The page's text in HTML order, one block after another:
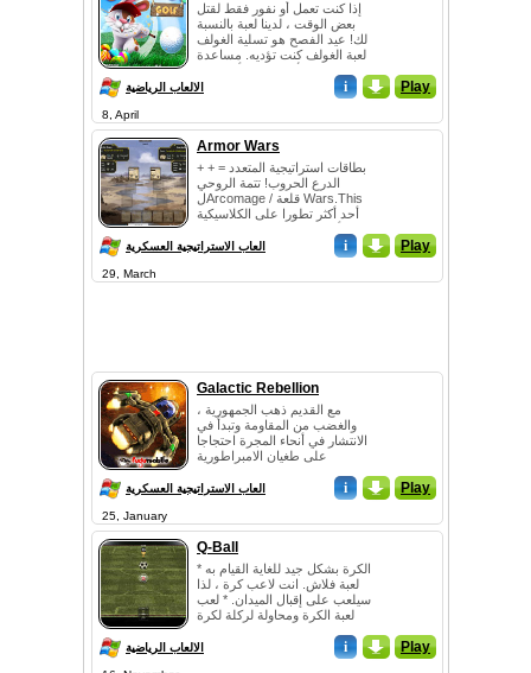
إذا كنت تعمل أو نفور فقط لقتل
بعض الوقت ، لدينا لعبة بالنسبة
لك! عيد الفصح هو تسلية الغولف
لعبة الغولف كنت تؤديه. مساعدة
الالعاب الرياضية i _ Play
8, April
Armor Wars
+ + بطاقات استراتيجية المتعدد =
الدرع الحروب! تتمة الروحي
لArcomage / قلعة Wars.This
أحد أكثر تطورا على الكلاسيكية
Arco...
العاب الاستراتيجية العسكرية i _ Play
29, March
Galactic Rebellion
مع القديم ذهب الجمهورية ،
والغضب من المقاومة وتبدأ في
الانتشار في أنحاء المجرة احتجاجا
على طغيان الامبراطورية
للافرا...
العاب الاستراتيجية العسكرية i _ Play
25, January
Q-Ball
* الكرة بشكل جيد للغاية القيام به
لعبة فلاش. انت لاعب كرة ، لذا
سيلعب على إقبال الميدان. * لعب
لعبة الكرة ومحاولة لركلة لكرة
الالعاب الرياضية i _ Play